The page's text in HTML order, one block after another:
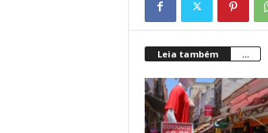
Leia também ...